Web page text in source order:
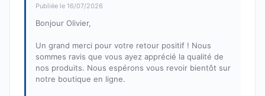
Publiée le 16/07/2026
Bonjour Olivier,
Un grand merci pour votre retour positif ! Nous
sommes ravis que vous ayez apprécié la qualité de
nos produits. Nous espérons vous revoir bientôt sur
notre boutique en ligne.